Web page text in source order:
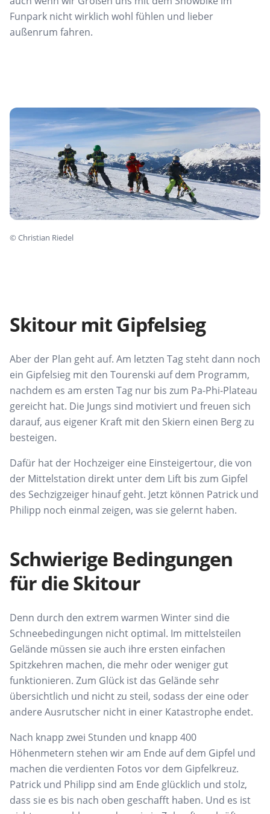
Funpark nicht wirklich wohl fühlen und lieber
außenrum fahren.
©Christian Riedel
Skitour mit Gipfelsieg
Aber der Plan geht auf. Am letzten Tag steht dann noch
ein Gipfelsieg mit den Tourenski auf dem Programm,
nachdem es am ersten Tag nur bis zum Pa-Phi-Plateau
gereicht hat. Die Jungs sind motiviert und freuen sich
darauf, aus eigener Kraft mit den Skiern einen Berg zu
besteigen.
Dafür hat der Hochzeiger eine Einsteigertour, die von
der Mittelstation direkt unter dem Lift bis zum Gipfel
des Sechzigzeiger hinauf geht. Jetzt können Patrick und
Philipp noch einmal zeigen, was sie gelernt haben.
Schwierige Bedingungen
für die Skitour
Denn durch den extrem warmen Winter sind die
Schneebedingungen nicht optimal. Im mittelsteilen
Gelände müssen sie auch ihre ersten einfachen
Spitzkehren machen, die mehr oder weniger gut
funktionieren. Zum Glück ist das Gelände sehr
übersichtlich und nicht zu steil, sodass der eine oder
andere Ausrutscher nicht in einer Katastrophe endet.
Nach knapp zwei Stunden und knapp 400
Höhenmetern stehen wir am Ende auf dem Gipfel und
machen die verdienten Fotos vor dem Gipfelkreuz.
Patrick und Philipp sind am Ende glücklich und stolz,
dass sie es bis nach oben geschafft haben. Und es ist